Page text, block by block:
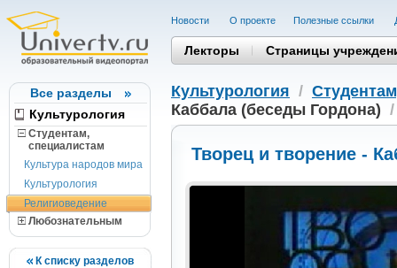
Все разделы
Культурология
Студентам,
cпециалистам
Культура народов мира
Культурология
Религиоведение
Любознательным
К списку разделов
Новости О проекте Полезные cсылки
Лекторы Страницы
Культурология /
Каббала (беседы Гордона)
Творец и творение -